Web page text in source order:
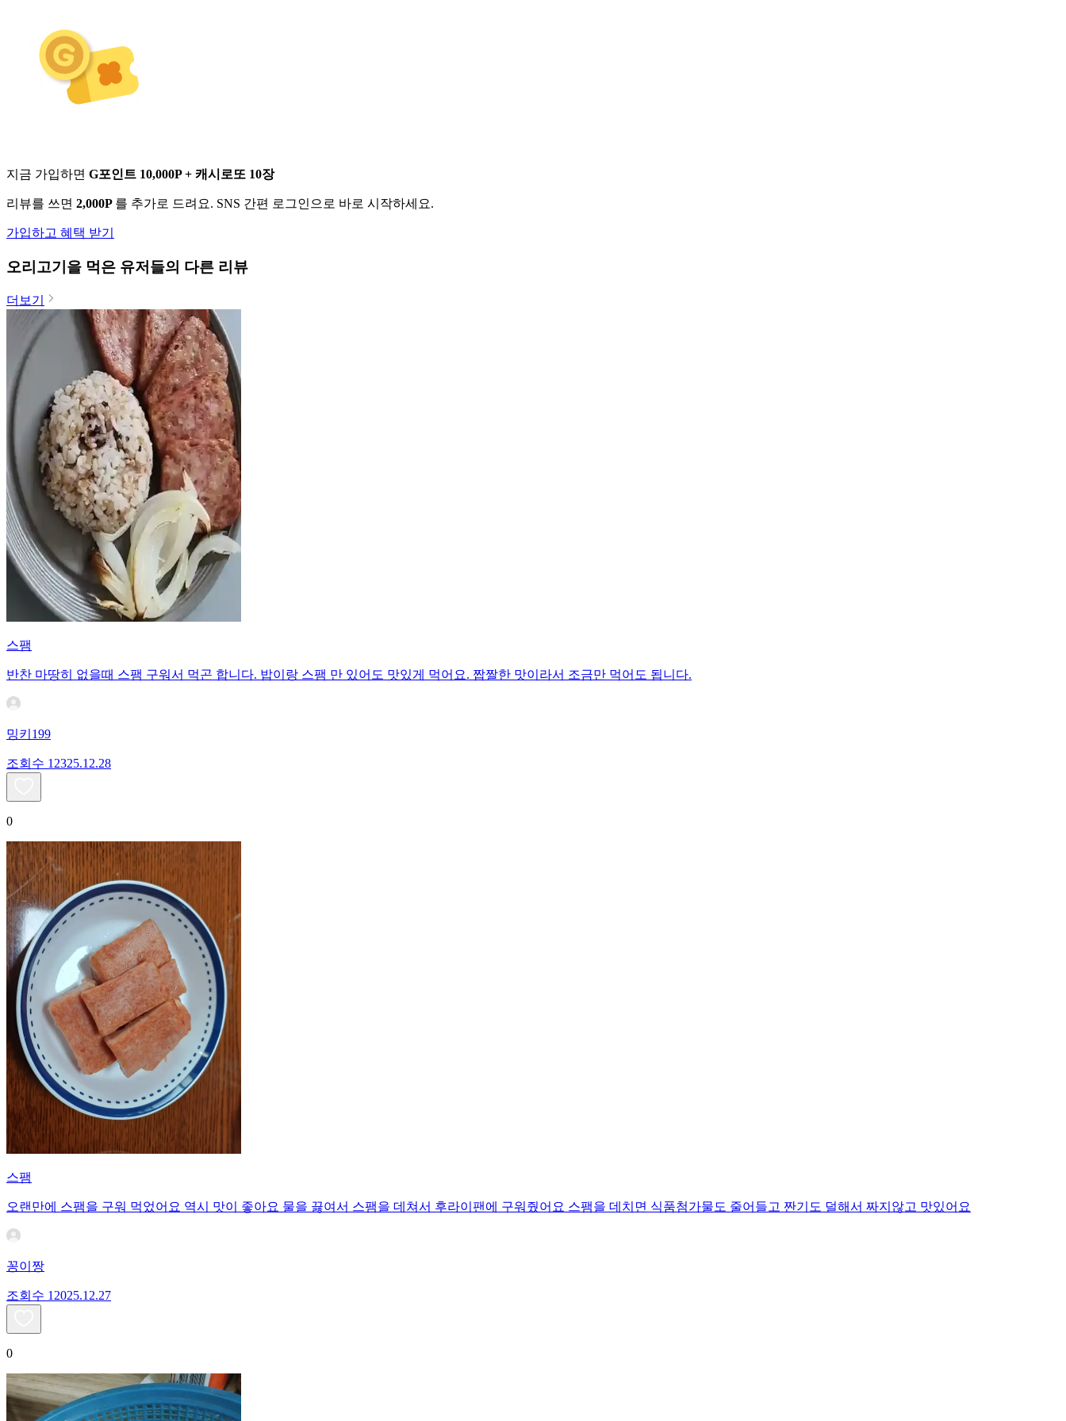
지금 가입하면 G포인트 10,000P + 캐시로또 10장
리뷰를 쓰면 2,000P 를 추가로 드려요. SNS 간편 로그인으로 바로 시작하세요.
가입하고 혜택 받기
오리고기 을 먹은 유저들의 다른 리뷰
더보기
스팸
반찬 마땅히 없을때 스팸 구워서 먹곤 합니다. 밥이랑 스팸 만 있어도 맛있게 먹어요. 짭짤한 맛이라서 조금만 먹어도 됩니다.
밍키199
조회수 12325.12.28
0
스팸
오랜만에 스팸을 구워 먹었어요 역시 맛이 좋아요 물을 끓여서 스팸을 데쳐서 후라이팬에 구워줬어요 스팸을 데치면 식품첨가물도 줄어들고 짠기도 덜해서 짜지않고 맛있어요
꽁이짱
조회수 12025.12.27
0